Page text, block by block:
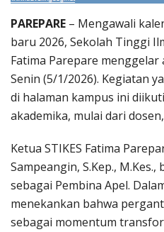
PAREPARE – Mengawali
baru 2026, Sekolah Tinggi
Fatima Parepare
Senin (5/1/2026). Kegiatan
di halaman kampus ini
akademika, mulai dari
Ketua STIKES Fatima
Sampeangin, S.Kep.,
sebagai Pembina Apel.
menekankan bahwa
sebagai momentum